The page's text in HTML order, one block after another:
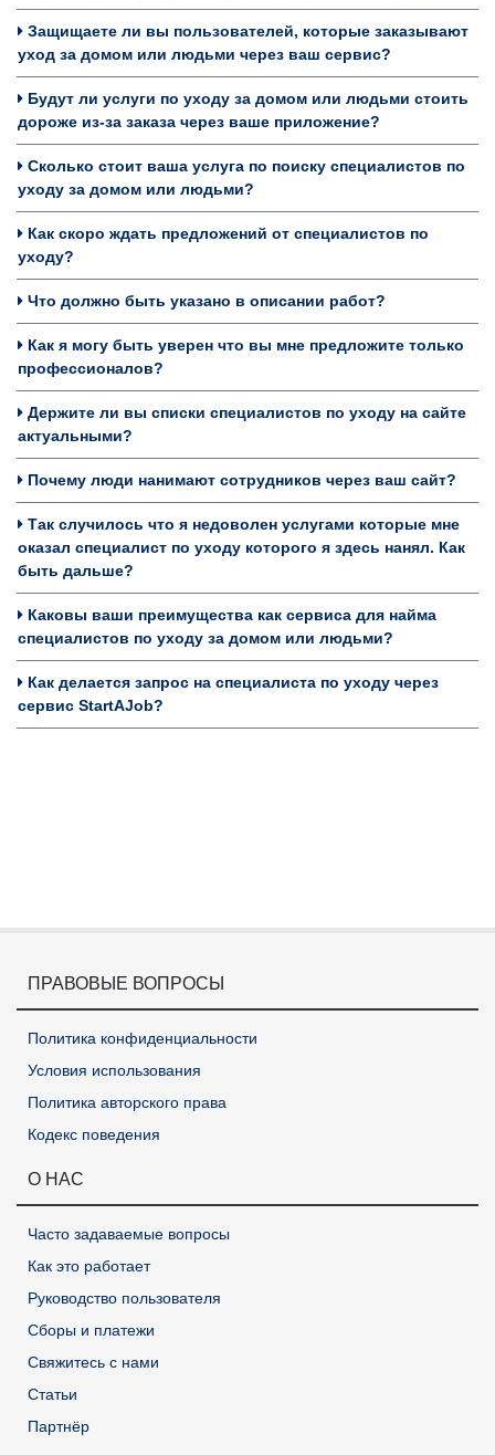
Защищаете ли вы пользователей, которые заказывают
уход за домом или людьми через ваш сервис?
Будут ли услуги по уходу за домом или людьми стоить
дороже из-за заказа через ваше приложение?
Сколько стоит ваша услуга по поиску специалистов по
уходу за домом или людьми?
Как скоро ждать предложений от специалистов по
уходу?
Что должно быть указано в описании работ?
Как я могу быть уверен что вы мне предложите только
профессионалов?
Держите ли вы списки специалистов по уходу на сайте
актуальными?
Почему люди нанимают сотрудников через ваш сайт?
Так случилось что я недоволен услугами которые мне
оказал специалист по уходу которого я здесь нанял. Как
быть дальше?
Каковы ваши преимущества как сервиса для найма
специалистов по уходу за домом или людьми?
Как делается запрос на специалиста по уходу через
сервис StartAJob?
ПРАВОВЫЕ ВОПРОСЫ
Политика конфиденциальности
Условия использования
Политика авторского права
Кодекс поведения
О НАС
Часто задаваемые вопросы
Как это работает
Руководство пользователя
Сборы и платежи
Свяжитесь с нами
Статьи
Партнёр